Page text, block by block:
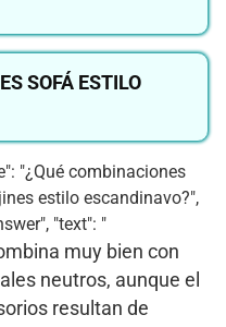
SOFÁ ESTILO
"¿Qué combinaciones
estilo escandinavo?",
"text": "
muy bien con
neutros, aunque el
resultan de